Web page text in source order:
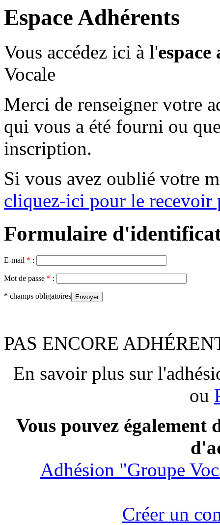
Espace Adhérents
Vous accédez ici à l'
Vocale
Merci de renseigner votre
qui vous a été fourni ou
inscription.
Si vous avez oublié votre
cliquez-ici pour le recevoir
Formulaire
E-mail * :
Mot de passe * :
* champs obligatoires
PAS ENCORE
En savoir plus sur
ou
Vous pouvez également
Adhésion "Groupe
Créer un